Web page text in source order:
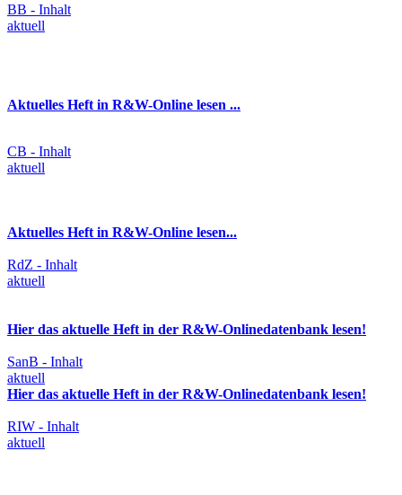
BB - Inhalt
aktuell
Aktuelles Heft in R&W-Online lesen ...
CB - Inhalt
aktuell
Aktuelles Heft in R&W-Online lesen...
RdZ - Inhalt
aktuell
Hier das aktuelle Heft in der R&W-Onlinedatenbank lesen!
SanB - Inhalt
aktuell
Hier das aktuelle Heft in der R&W-Onlinedatenbank lesen!
RIW - Inhalt
aktuell